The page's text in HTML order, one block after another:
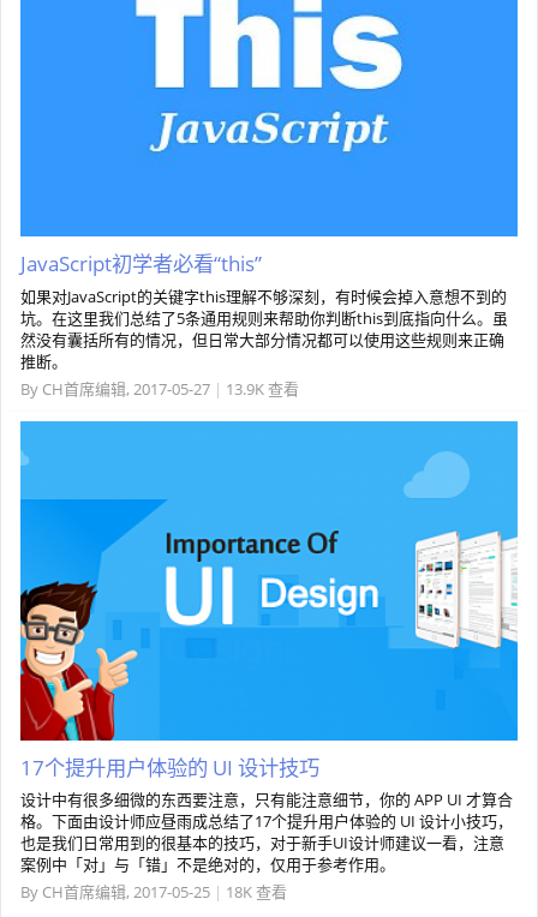
JavaScript初学者必看“this”
如果对JavaScript的关键字this理解不够深刻，有时候会掉入意想不到的
坑。在这里我们总结了5条通用规则来帮助你判断this到底指向什么。虽
然没有囊括所有的情况，但日常大部分情况都可以使用这些规则来正确
推断。
By CH首席编辑, 2017-05-27 | 13.9K 查看
17个提升用户体验的 UI 设计技巧
设计中有很多细微的东西要注意，只有能注意细节，你的 APP UI 才算合
格。下面由设计师应昼雨成总结了17个提升用户体验的 UI 设计小技巧，
也是我们日常用到的很基本的技巧，对于新手UI设计师建议一看，注意
案例中「对」与「错」不是绝对的，仅用于参考作用。
By CH首席编辑, 2017-05-25 | 18K 查看